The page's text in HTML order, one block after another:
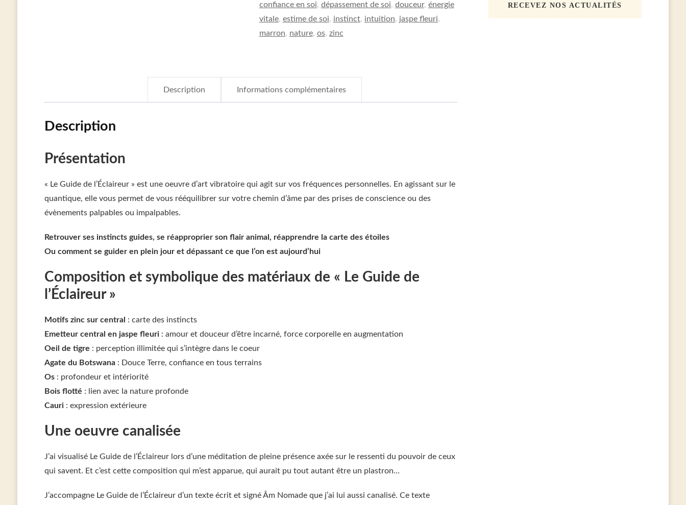
confiance en soi, dépassement de soi, douceur, énergie
vitale, estime de soi, instinct, intuition, jaspe fleuri,
marron, nature, os, zinc
Description Informations complémentaires
Description
Présentation
« Le Guide de l’Éclaireur » est une oeuvre d’art vibratoire qui agit sur vos fréquences personnelles. En agissant sur le
quantique, elle vous permet de vous rééquilibrer sur votre chemin d’âme par des prises de conscience ou des
évènements palpables ou impalpables.
Retrouver ses instincts guides, se réapproprier son flair animal, réapprendre la carte des étoiles
Ou comment se guider en plein jour et dépassant ce que l’on est aujourd’hui
Composition et symbolique des matériaux de « Le Guide de
l’Éclaireur »
Motifs zinc sur central : carte des instincts
Emetteur central en jaspe fleuri: amour et douceur d’être incarné, force corporelle en augmentation
Oeil de tigre : perception illimitée qui s’intègre dans le coeur
Agate du Botswana: Douce Terre, confiance en tous terrains
Os: profondeur et intériorité
Bois flotté : lien avec la nature profonde
Cauri: expression extérieure
Une oeuvre canalisée
J’ai visualisé Le Guide de l’Éclaireur lors d’une méditation de pleine présence axée sur le ressenti du pouvoir de ceux
qui savent. Et c’est cette composition qui m’est apparue, qui aurait pu tout autant être un plastron…
J’accompagne Le Guide de l’Éclaireur d’un texte écrit et signé Âm Nomade que j’ai lui aussi canalisé. Ce texte
RECEVEZ NOS ACTUALITÉS